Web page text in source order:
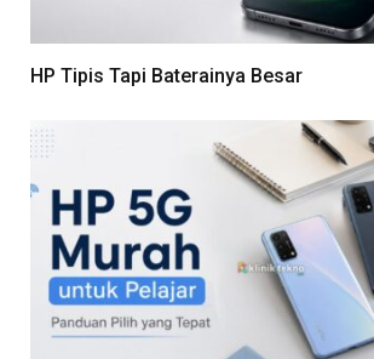
HP Tipis Tapi Baterainya Besar